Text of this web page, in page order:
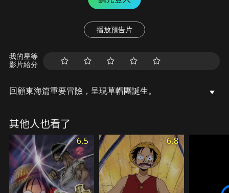
播放預告片
我的星等
影片給分
回顧東海篇重要冒險，呈現草帽團誕生。
其他人也看了
6.5 6.8